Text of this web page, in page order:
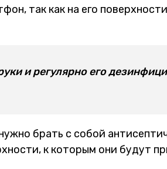
так как на его
и регулярно его
брать с собой
к которым они будут